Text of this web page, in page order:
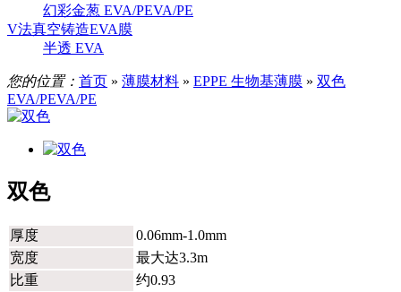
幻彩金葱 EVA/PEVA/PE
V法真空铸造EVA膜
半透 EVA
您的位置： 首页 » 薄膜材料 » EPPE 生物基薄膜 » 双色
EVA/PEVA/PE
双色
厚度
0.06mm-1.0mm
宽度
最大达3.3m
比重
约0.93